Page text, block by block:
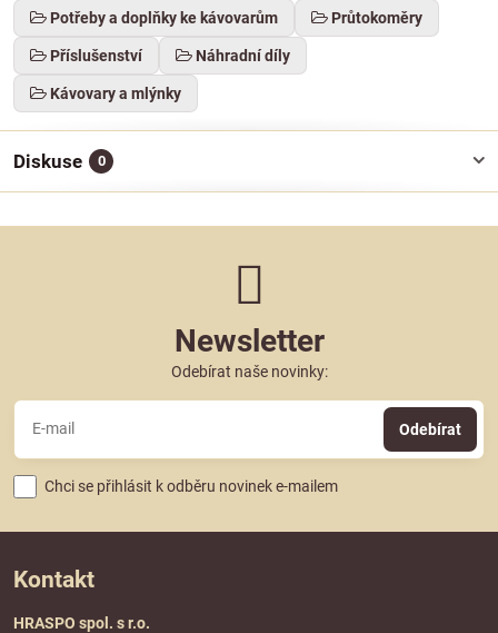
Potřeby a doplňky ke kávovarům Průtokoměry
Příslušenství Náhradní díly
Kávovary a mlýnky
Diskuse 0
Newsletter
Odebírat naše novinky:
Odebírat
Chci se přihlásit k odběru novinek e-mailem
Kontakt
HRASPO spol. s r.o.